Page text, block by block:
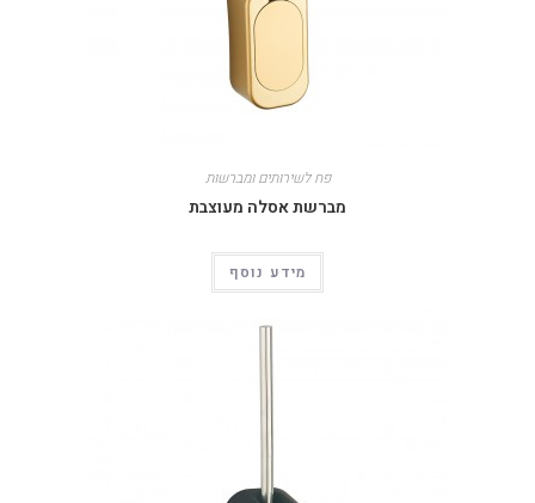
פח לשירותים ומברשות
מברשת אסלה מעוצבת
מידע נוסף